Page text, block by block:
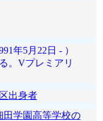
年5月22日 - ）
。Vプレミアリ
出身者
田学園高等学校の